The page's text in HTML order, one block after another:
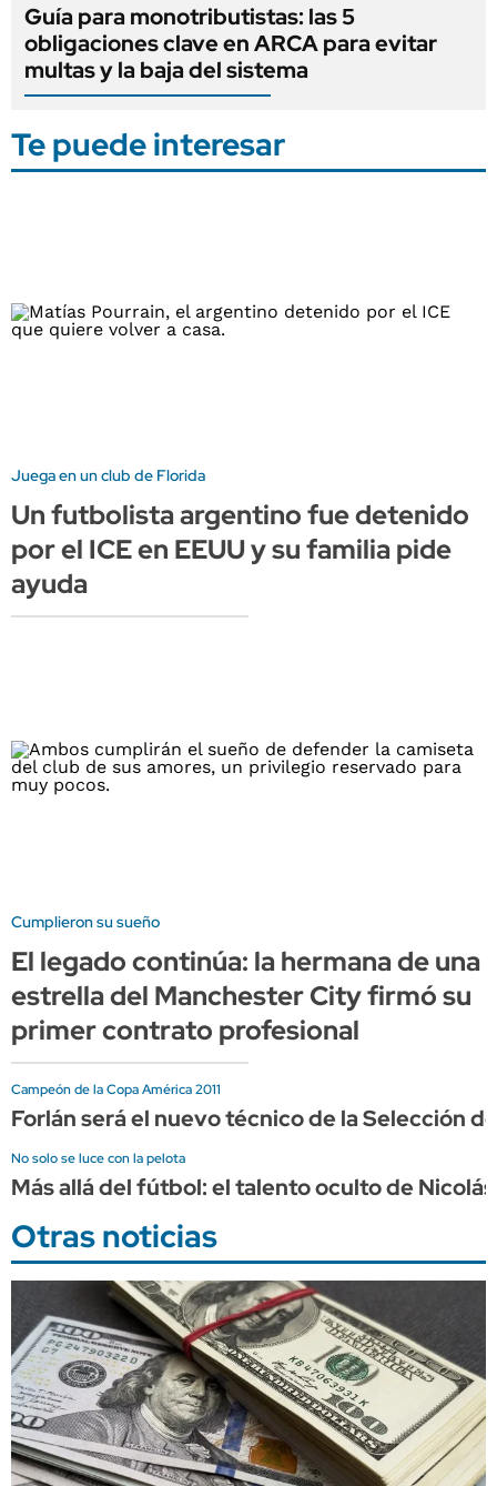
Guía para monotributistas: las 5
obligaciones clave en ARCA para evitar
multas y la baja del sistema
Te puede interesar
Juega en un club de Florida
Un futbolista argentino fue detenido
por el ICE en EEUU y su familia pide
ayuda
Cumplieron su sueño
El legado continúa: la hermana de una
estrella del Manchester City firmó su
primer contrato profesional
Campeón de la Copa América 2011
Forlán será el nuevo técnico de la Selección
No solo se luce con la pelota
Más allá del fútbol: el talento oculto de
Otras noticias